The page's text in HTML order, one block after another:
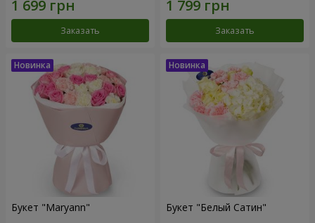
Заказать Заказать
Букет "Maryann" Букет "Белый Сатин"